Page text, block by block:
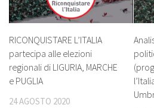
RICONQUISTARE L’ITALIA
partecipa alle elezioni
regionali di LIGURIA, MARCHE
e PUGLIA
24 AGOSTO 2020